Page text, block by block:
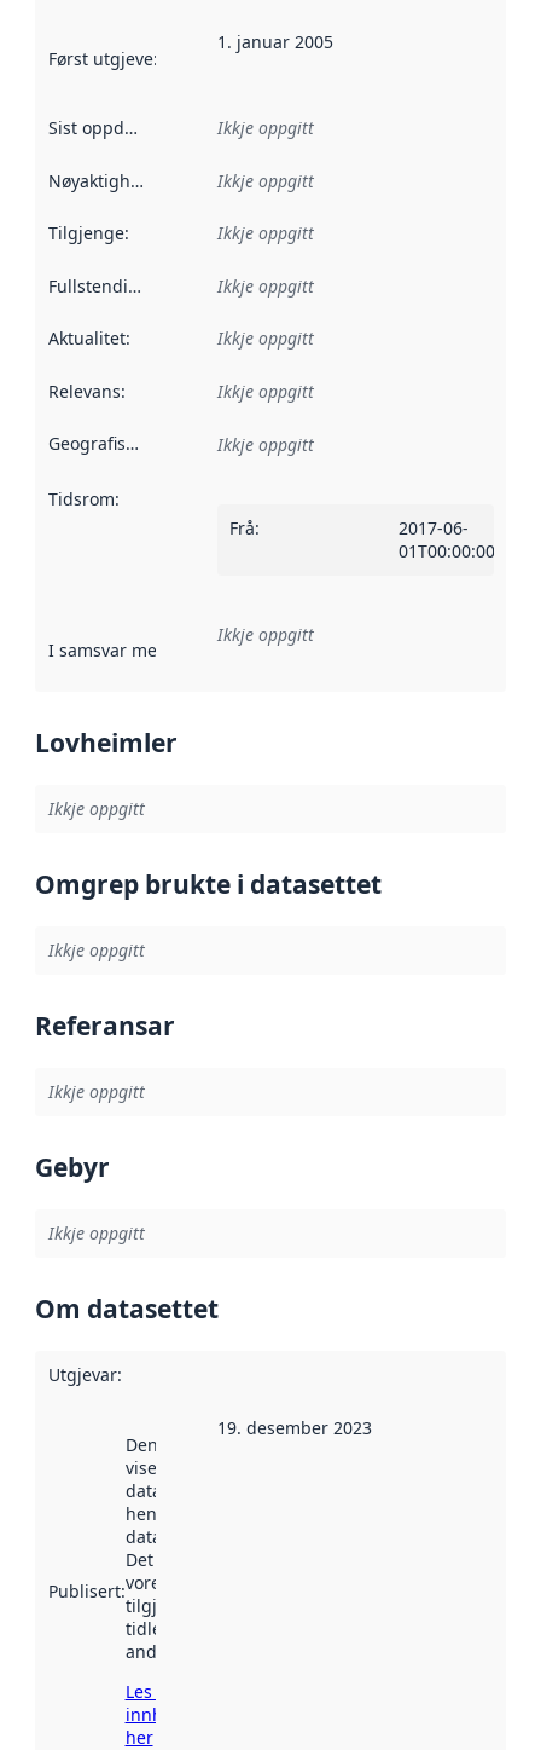
Først utgjeve: Denne datoen seier når dataa i dette
1. januar 2005
Sist oppdatert Ikkje oppgitt
Nøyaktigheit Ikkje oppgitt
Tilgjenge: Ikkje oppgitt
Fullstendigheit Ikkje oppgitt
Aktualitet: Ikkje oppgitt
Relevans: Ikkje oppgitt
Geografisk område Ikkje oppgitt
Tidsrom:
Frå:
2017-06-
01T00:00:00Z
I samsvar med Referanse til ei implementeringsregel eller
Ikkje oppgitt
Lovheimler
Ikkje oppgitt
Omgrep brukte i datasettet
Ikkje oppgitt
Referansar
Ikkje oppgitt
Gebyr
Ikkje oppgitt
Om datasettet
Utgjevar:
Publisert:
Denne datoen
viser når
datasettet vart
henta inn av
data.norge.no.
Det kan ha
vore
tilgjengeleg
tidlegare
andre stader.
Les meir om
innhenting
her
19. desember 2023